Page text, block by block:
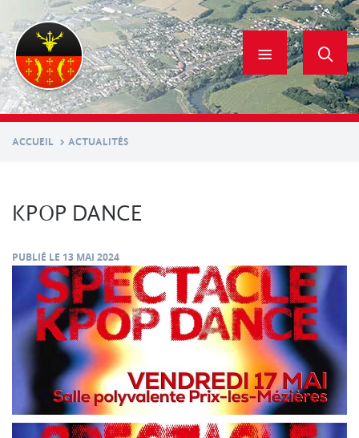
contenu
principal
ACCUEIL ACTUALITÉS
KPOP DANCE
PUBLIÉ LE 13 MAI 2024